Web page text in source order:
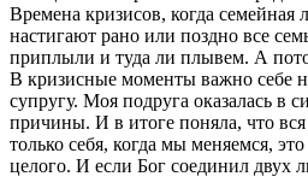
Времена кризисов, когда семейная
настигают рано или поздно все
приплыли и туда ли плывем. А
В кризисные моменты важно себе
супругу. Моя подруга оказалась в
причины. И в итоге поняла, что
только себя, когда мы меняемся,
целого. И если Бог соединил двух